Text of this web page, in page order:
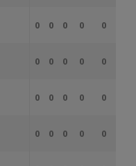
0 0 0 0 0
0 0 0 0 0
0 0 0 0 0
0 0 0 0 0